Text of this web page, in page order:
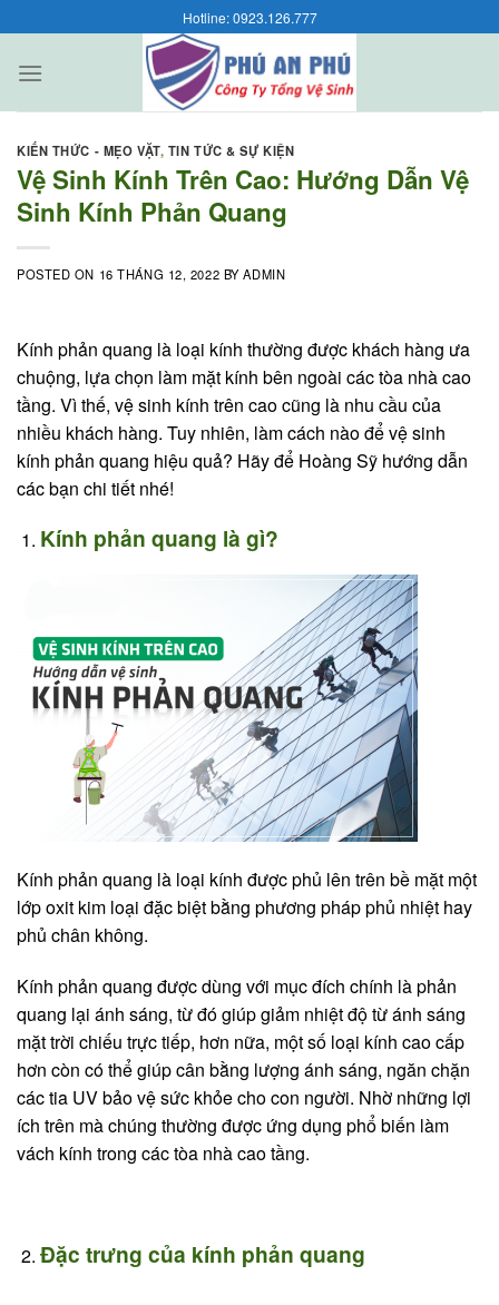
to
content
Hotline: 0923.126.777
KIẾN THỨC - MẸO VẶT, TIN TỨC & SỰ KIỆN
Vệ Sinh Kính Trên Cao: Hướng Dẫn Vệ
Sinh Kính Phản Quang
POSTED ON 16 THÁNG 12, 2022 BYADMIN
Kính phản quang là loại kính thường được khách hàng ưa
chuộng, lựa chọn làm mặt kính bên ngoài các tòa nhà cao
tầng. Vì thế, vệ sinh kính trên cao cũng là nhu cầu của
nhiều khách hàng. Tuy nhiên, làm cách nào để vệ sinh
kính phản quang hiệu quả? Hãy để Hoàng Sỹ hướng dẫn
các bạn chi tiết nhé!
Kính phản quang là gì?
Kính phản quang là loại kính được phủ lên trên bề mặt một
lớp oxit kim loại đặc biệt bằng phương pháp phủ nhiệt hay
phủ chân không.
Kính phản quang được dùng với mục đích chính là phản
quang lại ánh sáng, từ đó giúp giảm nhiệt độ từ ánh sáng
mặt trời chiếu trực tiếp, hơn nữa, một số loại kính cao cấp
hơn còn có thể giúp cân bằng lượng ánh sáng, ngăn chặn
các tia UV bảo vệ sức khỏe cho con người. Nhờ những lợi
ích trên mà chúng thường được ứng dụng phổ biến làm
vách kính trong các tòa nhà cao tầng.
Đặc trưng của kính phản quang